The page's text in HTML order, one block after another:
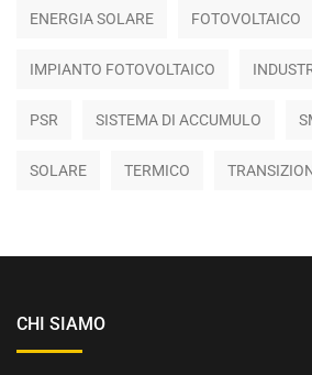
ENERGIA SOLARE FOTOVOLTAICO
IMPIANTO FOTOVOLTAICO
PSR SISTEMA DI ACCUMULO
SOLARE TERMICO
CHI SIAMO